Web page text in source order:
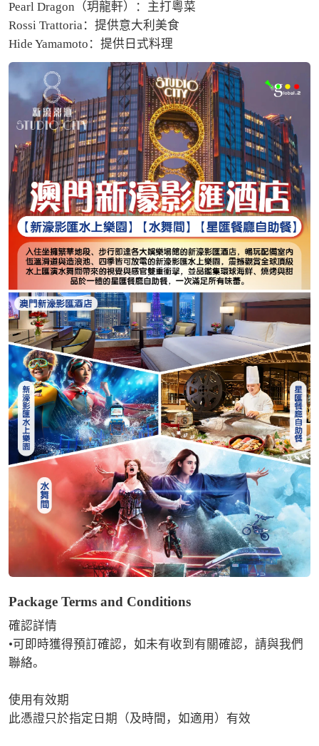
Pearl Dragon（玥龍軒）：主打粵菜
Rossi Trattoria：提供意大利美食
Hide Yamamoto：提供日式料理
Package Terms and Conditions
確認詳情
•可即時獲得預訂確認，如未有收到有關確認，請與我們
聯絡。
使用有效期
此憑證只於指定日期（及時間，如適用）有效